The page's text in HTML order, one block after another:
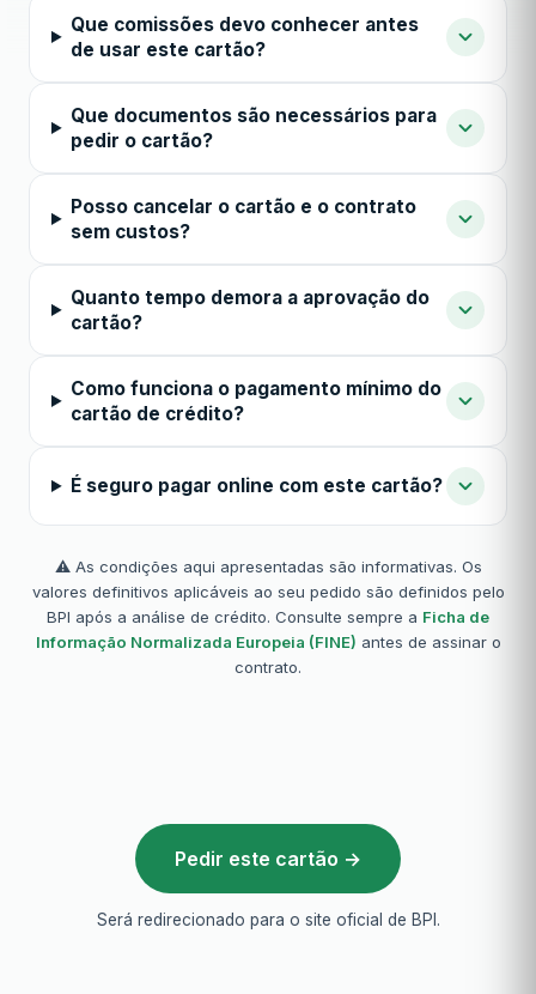
Que comissões devo conhecer antes
de usar este cartão?
Que documentos são necessários para
pedir o cartão?
Posso cancelar o cartão e o contrato
sem custos?
Quanto tempo demora a aprovação do
cartão?
Como funciona o pagamento mínimo do
cartão de crédito?
É seguro pagar online com este cartão?
⚠️ As condições aqui apresentadas são informativas. Os
valores definitivos aplicáveis ao seu pedido são definidos pelo
BPI após a análise de crédito. Consulte sempre a Ficha de
Informação Normalizada Europeia (FINE) antes de assinar o
contrato.
Pedir este cartão →
Será redirecionado para o site oficial de BPI.